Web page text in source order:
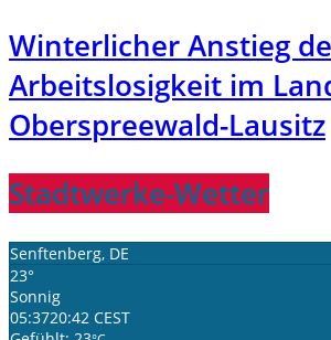
Winterlicher Anstieg
Arbeitslosigkeit im
Oberspreewald-Lausitz
Stadtwerke-Wetter
Senftenberg, DE
23°
Sonnig
05:3720:42 CEST